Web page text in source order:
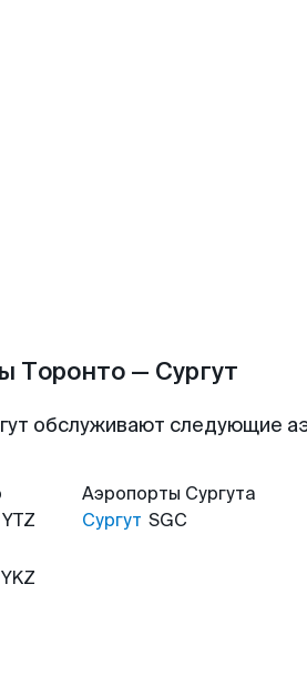
Торонто — Сургут
обслуживают следующие
YTZ
YKZ
Аэропорты Сургута
Сургут SGC